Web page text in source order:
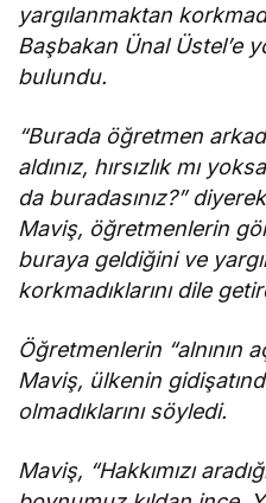
yargılanmaktan
Başbakan Ünal Üstel’e
bulundu.
“Burada öğretmen
aldınız, hırsızlık mı
da buradasınız?”
Maviş, öğretmenlerin
buraya geldiğini ve
korkmadıklarını dile
Öğretmenlerin “alnının
Maviş, ülkenin
olmadıklarını söyledi.
Maviş, “Hakkımızı